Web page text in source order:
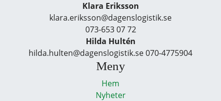
Klara Eriksson
klara.eriksson@dagenslogistik.se
073-653 07 72
Hilda Hultén
hilda.hulten@dagenslogistik.se 070-4775904
Meny
Hem
Nyheter